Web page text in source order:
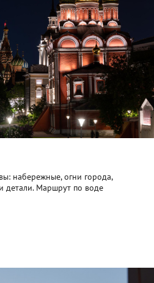
набережные, огни города,
детали. Маршрут по воде